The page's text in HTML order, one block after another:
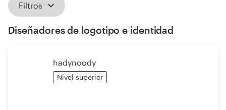
Filtros
Diseñadores de logotipo e identidad
hadynoody
Nivel superior
Diseño de páginas web